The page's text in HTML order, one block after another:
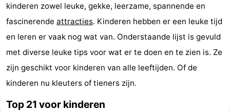
Noordzee
Résidence
Cadzand-
Bad
-
Resort
Nieuwvliet-
Bad
Schoneveld
-
Strand
Resort
-
Waterdunen
-
kinderen zowel leuke, gekke, leerzame, spannende en
fascinerende attracties. Kinderen hebben er een leuke tijd
en leren er vaak nog wat van. Onderstaande lijst is gevuld
met diverse leuke tips voor wat er te doen en te zien is. Ze
zijn geschikt voor kinderen van alle leeftijden. Of de
kinderen nu kleuters of tieners zijn.
Top 21 voor kinderen